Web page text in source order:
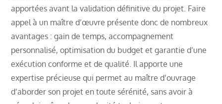
apportées avant la validation définitive du projet. Faire
appel à un maître d’œuvre présente donc de nombreux
avantages : gain de temps, accompagnement
personnalisé, optimisation du budget et garantie d’une
exécution conforme et de qualité. Il apporte une
expertise précieuse qui permet au maître d’ouvrage
d’aborder son projet en toute sérénité, sans avoir à